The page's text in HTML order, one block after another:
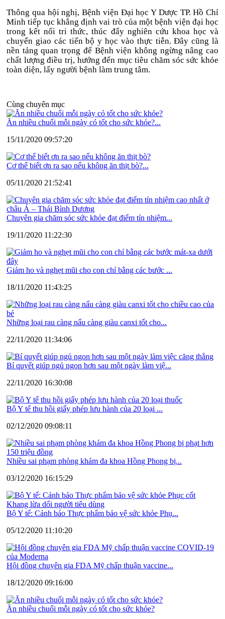
Thông qua hội nghị, Bệnh viện Đại học Y Dược TP. Hồ Chí
Minh tiếp tục khẳng định vai trò của một bệnh viện đại học
trong kết nối tri thức, thúc đẩy nghiên cứu khoa học và
chuyển giao các tiến bộ y học vào thực tiễn. Đây cũng là
nền tảng quan trọng để Bệnh viện không ngừng nâng cao
chất lượng điều trị, hướng đến mục tiêu chăm sóc sức khỏe
toàn diện, lấy người bệnh làm trung tâm.
Cùng chuyên mục
Ăn nhiều chuối mỗi ngày có tốt cho sức khỏe?...
15/11/2020 09:57:20
Cơ thể biết ơn ra sao nếu không ăn thịt bò?...
05/11/2020 21:52:41
Chuyên gia chăm sóc sức khỏe đạt điểm tín nhiệm...
19/11/2020 11:22:30
Giảm ho và nghẹt mũi cho con chỉ bằng các bước ...
18/11/2020 11:43:25
Những loại rau càng nấu càng giàu canxi tốt cho...
22/11/2020 11:34:06
Bí quyết giúp ngủ ngon hơn sau một ngày làm việ...
22/11/2020 16:30:08
Bộ Y tế thu hồi giấy phép lưu hành của 20 loại ...
02/12/2020 09:08:11
Nhiều sai phạm phòng khám đa khoa Hồng Phong bị...
03/12/2020 16:15:29
Bộ Y tế: Cảnh báo Thực phẩm bảo vệ sức khỏe Phụ...
05/12/2020 11:10:20
Hội đồng chuyên gia FDA Mỹ chấp thuận vaccine...
18/12/2020 09:16:00
Ăn nhiều chuối mỗi ngày có tốt cho sức khỏe?